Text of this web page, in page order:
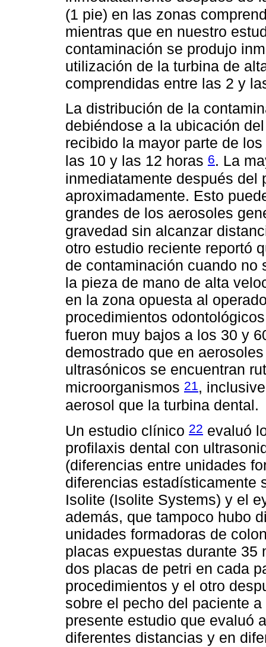
(1 pie) en las zonas
mientras que en nuestro
contaminación se produjo
utilización de la turbina de
comprendidas entre las 2 y
La distribución de la
debiéndose a la ubicación
recibido la mayor parte de
las 10 y las 12 horas 6. La
inmediatamente después del
aproximadamente. Esto
grandes de los aerosoles
gravedad sin alcanzar
otro estudio reciente reportó
de contaminación cuando no
la pieza de mano de alta
en la zona opuesta al
procedimientos
fueron muy bajos a los 30 y
demostrado que en
ultrasónicos se encuentran
microorganismos 21 ,
aerosol que la turbina dental.
Un estudio clínico 22 evaluó
profilaxis dental con
(diferencias entre unidades
diferencias estadísticamente
Isolite (Isolite Systems) y el
además, que tampoco hubo
unidades formadoras de
placas expuestas durante
dos placas de petri en cada
procedimientos y el otro
sobre el pecho del paciente
presente estudio que evaluó
diferentes distancias y en